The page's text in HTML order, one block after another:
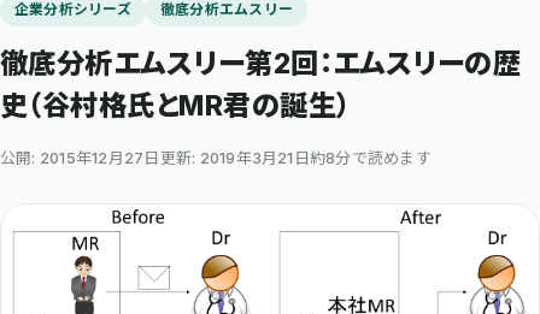
企業分析シリーズ 徹底分析エムスリー
徹底分析エムスリー第2回：エムスリーの歴
史（谷村格氏とMR君の誕生）
公開: 2015年12月27日 更新: 2019年3月21日 約8分で読めます